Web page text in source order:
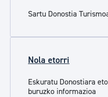
Sartu Donostia
Nola etorri
Eskuratu Donostiara
buruzko informazioa